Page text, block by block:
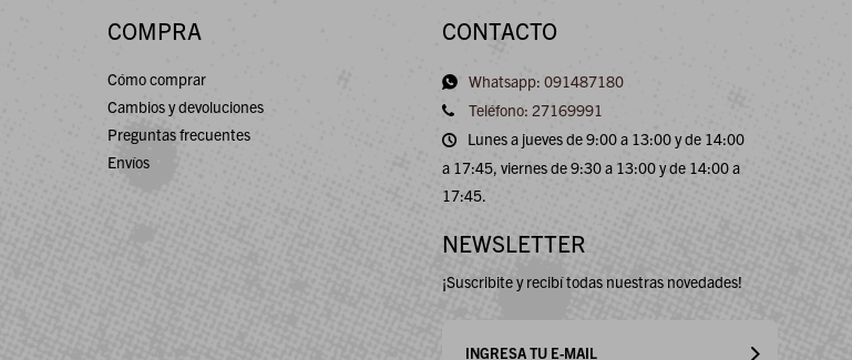
COMPRA
Cómo comprar
Cambios y devoluciones
Preguntas frecuentes
Envíos
CONTACTO
Whatsapp: 091487180
Teléfono: 27169991
Lunes a jueves de 9:00 a 13:00 y de 14:00
a 17:45, viernes de 9:30 a 13:00 y de 14:00 a
17:45.
NEWSLETTER
¡Suscribite y recibí todas nuestras novedades!